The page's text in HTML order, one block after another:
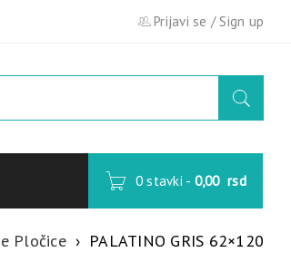
Prijavi se /Sign up
0 stavki - 0,00 rsd
Pločice › PALATINO GRIS 62×120